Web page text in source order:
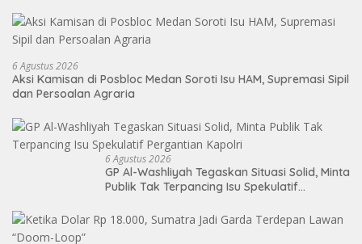
6 Agustus 2026
Aksi Kamisan di Posbloc Medan Soroti Isu HAM, Supremasi Sipil
dan Persoalan Agraria
6 Agustus 2026
GP Al-Washliyah Tegaskan Situasi Solid, Minta
Publik Tak Terpancing Isu Spekulatif